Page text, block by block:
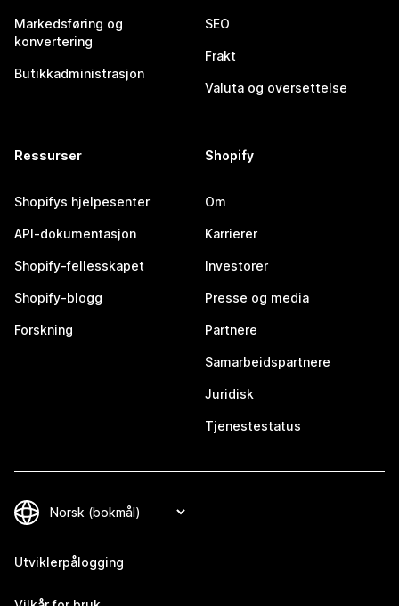
Markedsføring og
konvertering
Butikkadministrasjon
SEO
Frakt
Valuta og oversettelse
Ressurser
Shopifys hjelpesenter
API-dokumentasjon
Shopify-fellesskapet
Shopify-blogg
Forskning
Shopify
Om
Karrierer
Investorer
Presse og media
Partnere
Samarbeidspartnere
Juridisk
Tjenestestatus
Utviklerpålogging